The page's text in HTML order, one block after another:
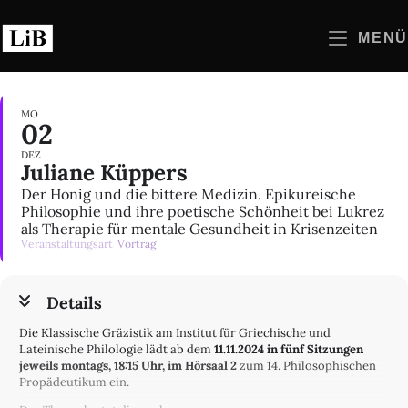
Inhalt
springen
MENÜ
MO
02
DEZ
Juliane Küppers
Der Honig und die bittere Medizin. Epikureische
Philosophie und ihre poetische Schönheit bei Lukrez
als Therapie für mentale Gesundheit in Krisenzeiten
Veranstaltungsart Vortrag
Details
Die Klassische Gräzistik am Institut für Griechische und
Lateinische Philologie lädt ab dem11.11.2024 in fünf Sitzungen
jeweils montags, 18:15 Uhr, im Hörsaal 2zum 14. Philosophischen
Propädeutikum ein.